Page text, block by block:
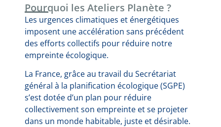
Pourquoi les Ateliers Planète ?
Les urgences climatiques et énergétiques
imposent une accélération sans précédent
des efforts collectifs pour réduire notre
empreinte écologique.
La France, grâce au travail du Secrétariat
général à la planification écologique (SGPE)
s’est dotée d’un plan pour réduire
collectivement son empreinte et se projeter
dans un monde habitable, juste et désirable.